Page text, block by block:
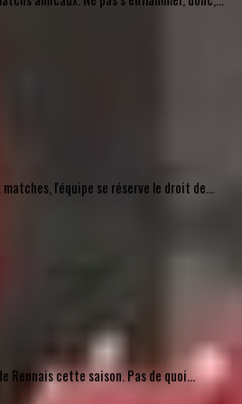
l'équipe se réserve le droit de...
Rennais cette saison. Pas de quoi...